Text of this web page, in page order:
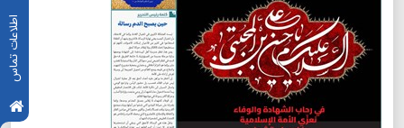
اطلاعات تماس